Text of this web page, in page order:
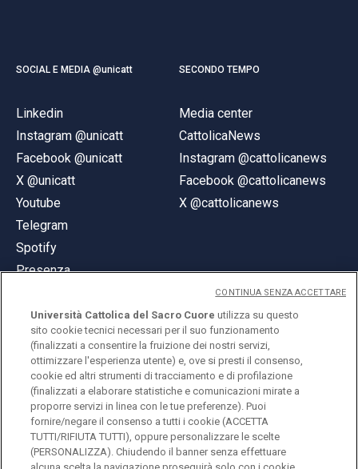
SOCIAL E MEDIA @unicatt
Linkedin
Instagram @unicatt
Facebook @unicatt
X @unicatt
Youtube
Telegram
Spotify
Presenza
SECONDO TEMPO
Media center
CattolicaNews
Instagram @cattolicanews
Facebook @cattolicanews
X @cattolicanews
© Università Cattolica del Sacro Cuore
Largo A. Gemelli 1, 20123 Milano
PI 02133120150
Università Cattolica del Sacro Cuore utilizza su questo
sito cookie tecnici necessari per il suo funzionamento
(finalizzati a consentire la fruizione dei nostri servizi,
ottimizzare l'esperienza utente) e, ove si presti il consenso,
cookie ed altri strumenti di tracciamento e di profilazione
(finalizzati a elaborare statistiche e comunicazioni mirate a
proporre servizi in linea con le tue preferenze). Puoi
fornire/negare il consenso a tutti i cookie (ACCETTA
TUTTI/RIFIUTA TUTTI), oppure personalizzare le scelte
(PERSONALIZZA). Chiudendo il banner senza effettuare
CONTINUA SENZA ACCETTARE